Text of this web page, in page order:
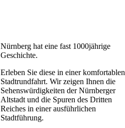
Nürnberg hat eine fast 1000jährige
Geschichte.
Erleben Sie diese in einer komfortablen
Stadtrundfahrt. Wir zeigen Ihnen die
Sehenswürdigkeiten der Nürnberger
Altstadt und die Spuren des Dritten
Reiches in einer ausführlichen
Stadtführung.